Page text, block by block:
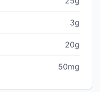
3g
20g
50mg